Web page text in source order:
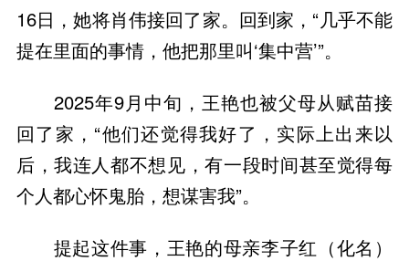
16日，她将肖伟接回了家。回到家，“几乎不能
提在里面的事情，他把那里叫‘集中营’”。
2025年9月中旬，王艳也被父母从赋苗接
回了家，“他们还觉得我好了，实际上出来以
后，我连人都不想见，有一段时间甚至觉得每
个人都心怀鬼胎，想谋害我”。
提起这件事，王艳的母亲李子红（化名）